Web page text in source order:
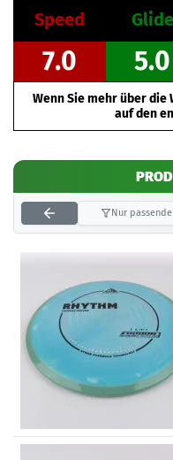
Speed Glide
7.0 5.0
Wenn Sie mehr über
auf den
Nur